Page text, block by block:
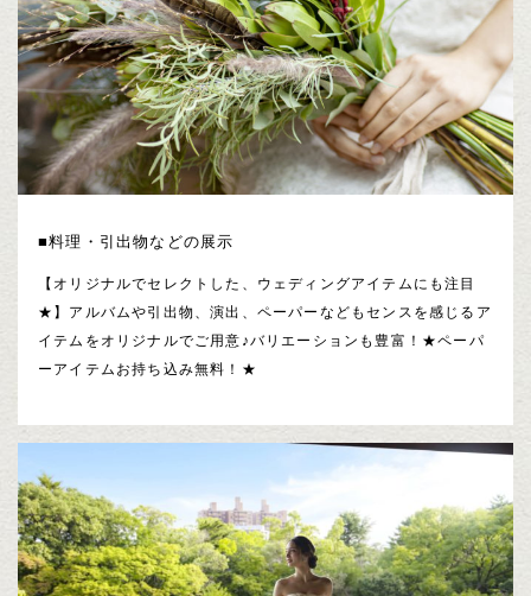
■料理・引出物などの展示
【オリジナルでセレクトした、ウェディングアイテムにも注目
★】アルバムや引出物、演出、ペーパーなどもセンスを感じるア
イテムをオリジナルでご用意♪バリエーションも豊富！★ペーパ
ーアイテムお持ち込み無料！★